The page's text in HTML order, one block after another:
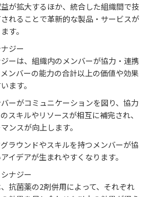
が拡大するほか、統合した組織間で技
れることで革新的な製品・サービスが
す。
ジー
ーは、組織内のメンバーが協力・連携
ンバーの能力の合計以上の価値や効果
ます。
ーがコミュニケーションを図り、協力
スキルやリソースが相互に補完され、
ンスが向上します。
ラウンドやスキルを持つメンバーが協
イデアが生まれやすくなります。
ナジー
抗菌薬の2剤併用によって、それぞれ